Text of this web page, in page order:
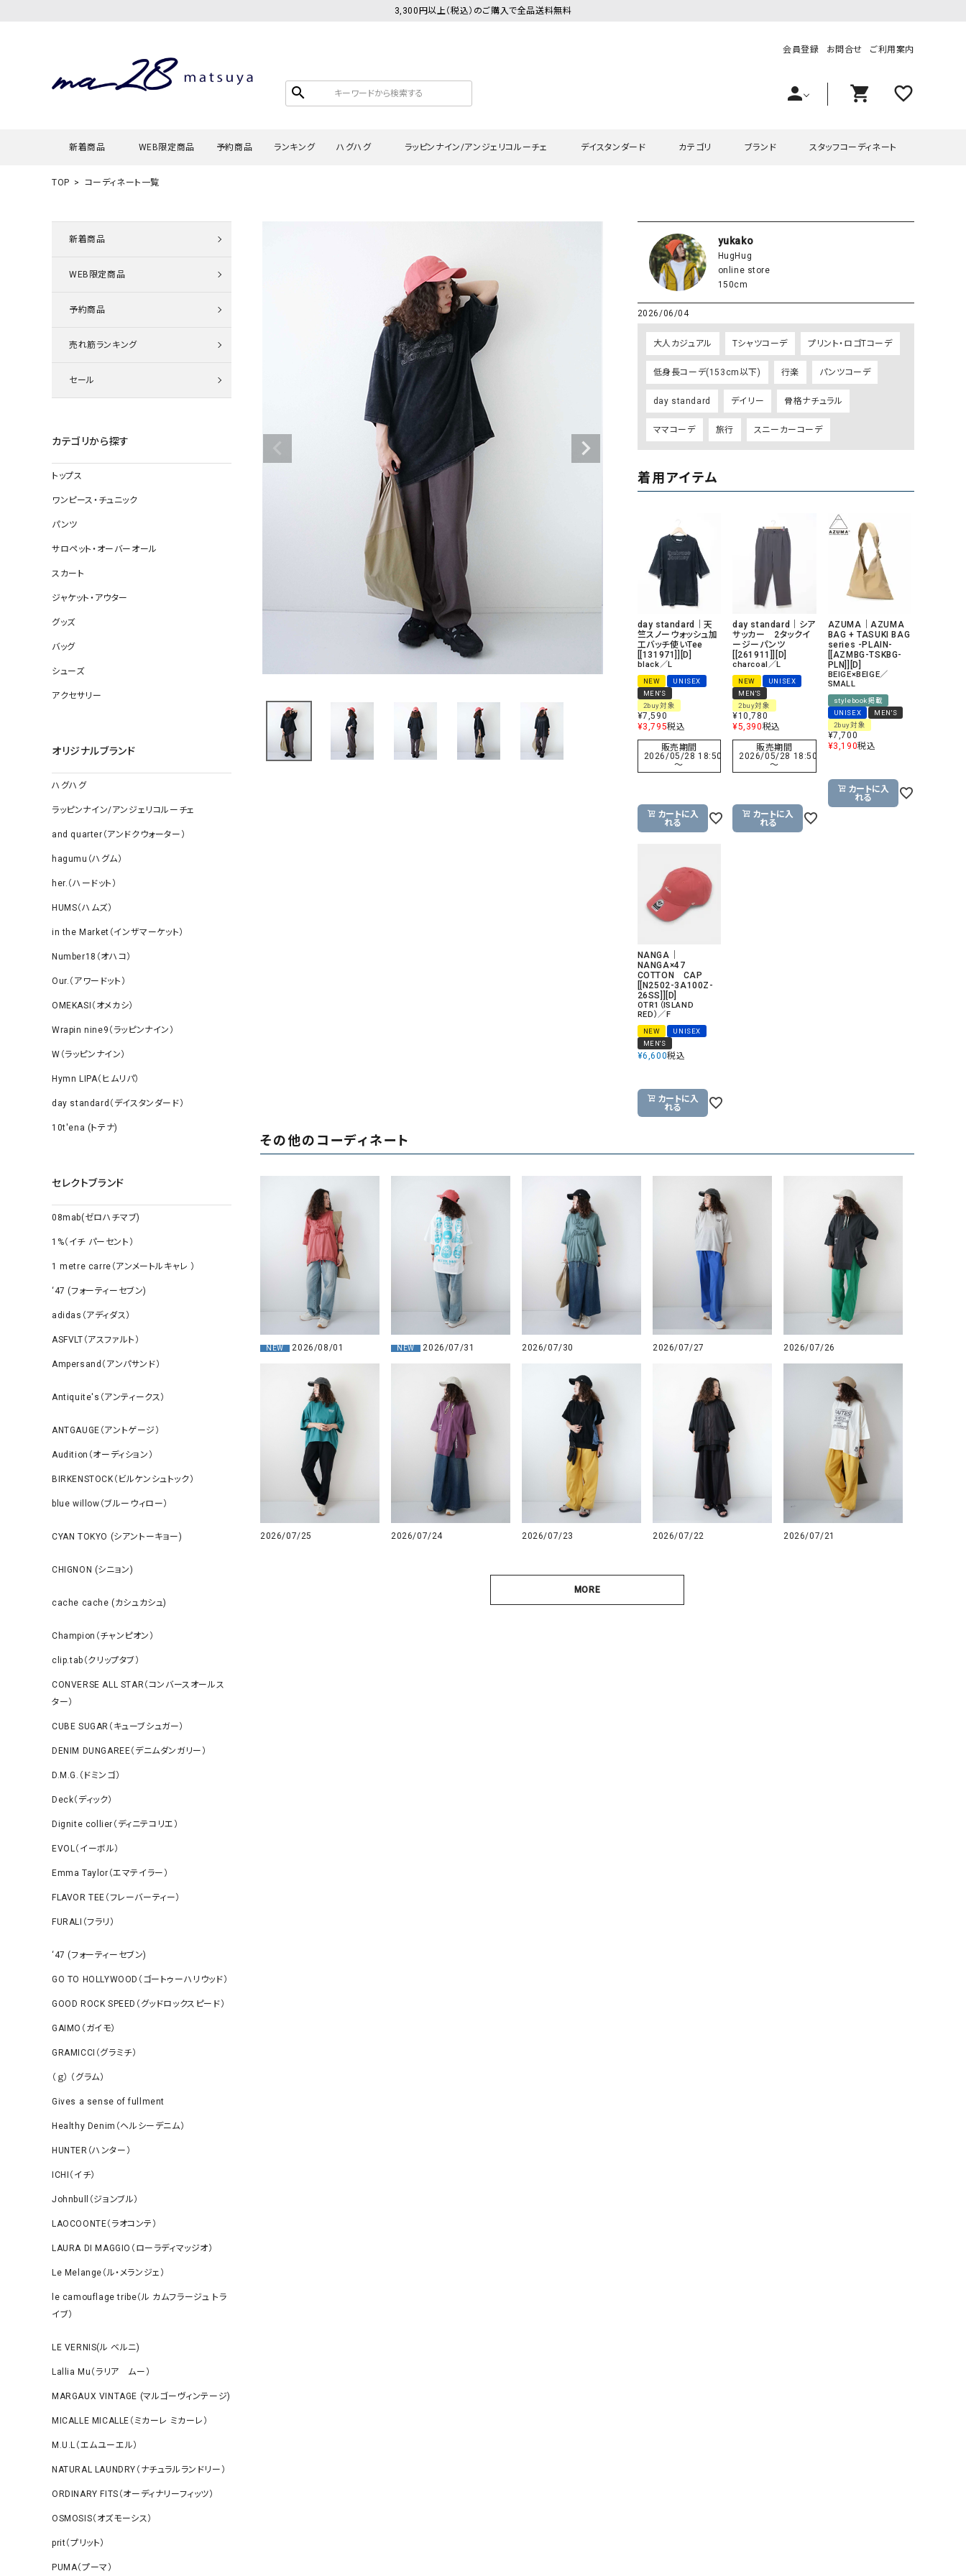
3,300円以上（税込）のご購入で全品送料無料
search
会員登録 お問合せ ご利用案内
person shopping_cart favorite_outline
新着商品 WEB限定商品 予約商品 ランキング ハグハグ
ロング・マキシ丈
その他スカート
すべて見る
ラッピンナイン/アンジェリコルーチェ
タンクトップ・キャミソール
デニムパンツ
その他のパンツ
ジャケット
その他アウター
デイスタンダード
チュニック
ロング・マキシ丈
その他スカート
カテゴリ
ワンピース・チュニック
サロペット・オーバーオール
スカート
ワンピース・チュニック
サロペット・オーバーオール
ジャケット・アウター
ブランド
ラッピンナイン/アンジェリコルーチェ
hagumu（ハグム）
her.（ハードット）
and quarter（アンドクウォーター） HUMS（ハムズ）
day standard（デイスタンダード） 10t'ena (トテナ)
08mab(ゼロハチマブ)
1 metre carre（アンメートルキャレ ）
LAURA DI MAGGIO（ロー
120%lino（ワンハンドレッドトゥエンティ
ーパーセントリノ）
le camouflage tribe（ル
トライブ）
adidas（アディダス） Lallia Mu（ラリア ムー）
ASFVLT（アスファルト） mizuiro ind（ミズイロ イン
Antiquite's（アンティークス）
NATURAL LAUNDRY（ナチ
リー）
Audition（オーディション）
ORDINARY FITS（オーディ
ツ）
blue willow（ブルーウィロー） Osmosis（オズモシス）
blue willow（ブルーウィロー） prit（プリット）
CUBE SUGAR（キューブシュガー）
CONVERSE ALL STAR（コンバースオー
ルスター）
Risley（リズレー）
Champion（チャンピオン）
Deck（ディック）
EVOL（イーボル）
GO TO HOLLYWOOD（ゴートゥーハリウ
ッド）
G-STAR RAW（ジースターロウ）
GRAMICCI（グラミチ）
HUNTER（ハンター）
ICHI（イチ）
ILIMA（イリマ）
スタッフコーディネート
TOP コーディネート一覧
新着商品
WEB限定商品
予約商品
売れ筋ランキング
セール
カテゴリから探す
トップス
ワンピース・チュニック
パンツ
サロペット・オーバーオール
スカート
ジャケット・アウター
グッズ
バッグ
シューズ
アクセサリー
オリジナルブランド
ハグハグ
ラッピンナイン/アンジェリコルーチェ
and quarter（アンドクウォーター）
hagumu（ハグム）
her.（ハードット）
HUMS（ハムズ）
in the Market（インザマーケット）
Number18（オハコ）
Our.（アワードット）
OMEKASI（オメカシ）
Wrapin nine9（ラッピンナイン）
W（ラッピンナイン）
Hymn LIPA（ヒムリパ）
day standard（デイスタンダード）
10t'ena (トテナ)
セレクトブランド
08mab(ゼロハチマブ)
1%（イチ パーセント）
1 metre carre（アンメートルキャレ ）
‘47 (フォーティーセブン)
adidas（アディダス）
ASFVLT（アスファルト）
Ampersand（アンパサンド）
Antiquite's（アンティークス）
ANTGAUGE（アントゲージ）
Audition（オーディション）
BIRKENSTOCK（ビルケンシュトック）
blue willow（ブルーウィロー）
CYAN TOKYO (シアントーキョー)
CHIGNON (シニョン)
cache cache (カシュカシュ)
Champion（チャンピオン）
clip.tab（クリップタブ）
CONVERSE ALL STAR（コンバースオールス
ター）
CUBE SUGAR（キューブシュガー）
DENIM DUNGAREE（デニムダンガリー）
D.M.G.（ドミンゴ）
Deck（ディック）
Dignite collier（ディニテコリエ）
EVOL（イーボル）
Emma Taylor（エマテイラー）
FLAVOR TEE（フレーバーティー）
FURALI（フラリ）
‘47 (フォーティーセブン)
GO TO HOLLYWOOD（ゴートゥーハリウッド）
GOOD ROCK SPEED（グッドロックスピード）
GAIMO（ガイモ）
GRAMICCI（グラミチ）
（ｇ） （グラム）
Gives a sense of fullment
Healthy Denim（ヘルシーデニム）
HUNTER（ハンター）
ICHI（イチ）
Johnbull（ジョンブル）
LAOCOONTE（ラオコンテ）
LAURA DI MAGGIO（ローラディマッジオ）
Le Melange（ル・メランジェ）
le camouflage tribe（ル カムフラージュ トラ
イブ）
LE VERNIS(ル ベルニ)
Lallia Mu（ラリア ムー）
MARGAUX VINTAGE (マルゴーヴィンテージ)
MICALLE MICALLE（ミカーレ ミカーレ）
M.U.L（エムユーエル）
NATURAL LAUNDRY（ナチュラルランドリー）
ORDINARY FITS（オーディナリーフィッツ）
OSMOSIS（オズモーシス）
prit（プリット）
PUMA（プーマ）
yukako
HugHug
online store
150cm
2026/06/04
大人カジュアル Tシャツコーデ プリント・ロゴTコーデ
低身長コーデ(153cm以下) 行楽 パンツコーデ
day standard デイリー 骨格ナチュラル
ママコーデ 旅行 スニーカーコーデ
着用アイテム
day standard｜天
竺スノーウォッシュ加
工バッチ使いTee
[[131971]][D]
black／L
NEW
UNISEX
MEN'S
2buy対象
¥7,590
¥3,795税込
販売期間
2026/05/28 18:50
〜
カートに入
れる
day standard｜シア
サッカー 2タックイ
ージーパンツ
[[261911]][D]
charcoal／L
NEW
UNISEX
MEN'S
2buy対象
¥10,780
¥5,390税込
販売期間
2026/05/28 18:50
〜
カートに入
れる
AZUMA｜AZUMA
BAG + TASUKI BAG
series -PLAIN-
[[AZMBG-TSKBG-
PLN]][D]
BEIGE×BEIGE／
SMALL
stylebook掲載
UNISEX
MEN'S
2buy対象
¥7,700
¥3,190税込
カートに入
れる
NANGA｜
NANGA×47
COTTON CAP
[[N2502-3A100Z-
26SS]][D]
OTR1（ISLAND
RED）／F
NEW
UNISEX
MEN'S
¥6,600税込
カートに入
れる
その他のコーディネート
NEW 2026/08/01 NEW 2026/07/31 2026/07/30 2026/07/27 2026/07/26
2026/07/25 2026/07/24 2026/07/23 2026/07/22 2026/07/21
MORE